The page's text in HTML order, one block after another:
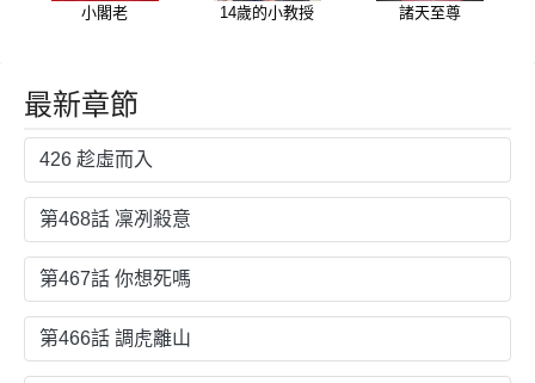
小閣老 14歲的小教授 諸天至尊
最新章節
426 趁虛而入
第468話 凜冽殺意
第467話 你想死嗎
第466話 調虎離山